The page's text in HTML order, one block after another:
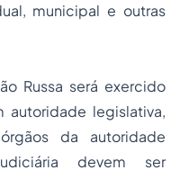
municipal e outras
Russa será exercido
autoridade legislativa,
da autoridade
devem ser